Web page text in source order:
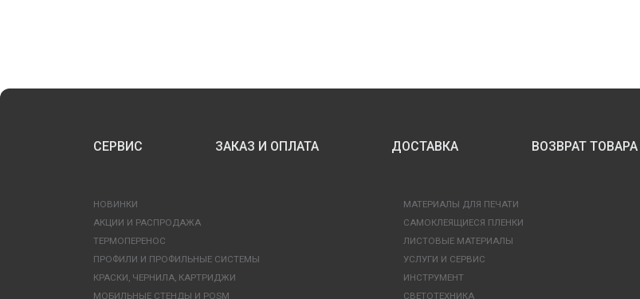
СЕРВИС ЗАКАЗ И ОПЛАТА ДОСТАВКА ВОЗВРАТ ТОВАРА
НОВИНКИ
АКЦИИ И РАСПРОДАЖА
ТЕРМОПЕРЕНОС
МАТЕРИАЛЫ ДЛЯ ПЕЧАТИ
САМОКЛЕЯЩИЕСЯ ПЛЕНКИ
ЛИСТОВЫЕ МАТЕРИАЛЫ
ПРОФИЛИ И ПРОФИЛЬНЫЕ СИСТЕМЫ
КРАСКИ, ЧЕРНИЛА, КАРТРИДЖИ
МОБИЛЬНЫЕ СТЕНДЫ И POSM
УСЛУГИ И СЕРВИС
ИНСТРУМЕНТ
СВЕТОТЕХНИКА